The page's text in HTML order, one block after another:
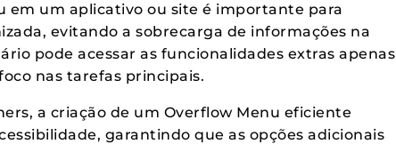
em um aplicativo ou site é importante para
evitando a sobrecarga de informações na
pode acessar as funcionalidades extras apenas
nas tarefas principais.
a criação de um Overflow Menu eficiente
garantindo que as opções adicionais